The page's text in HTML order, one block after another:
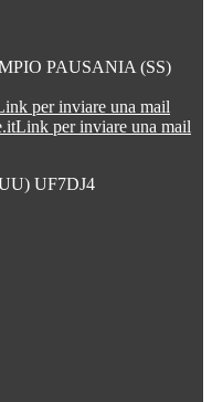
PAUSANIA (SS)
per inviare una mail
Link per inviare una mail
UF7DJ4